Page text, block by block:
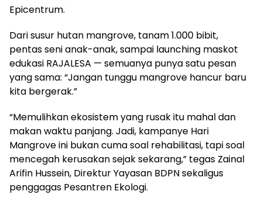
Epicentrum.
Dari susur hutan mangrove, tanam 1.000 bibit,
pentas seni anak-anak, sampai launching maskot
edukasi RAJALESA — semuanya punya satu pesan
yang sama: “Jangan tunggu mangrove hancur baru
kita bergerak.”
“Memulihkan ekosistem yang rusak itu mahal dan
makan waktu panjang. Jadi, kampanye Hari
Mangrove ini bukan cuma soal rehabilitasi, tapi soal
mencegah kerusakan sejak sekarang,” tegas Zainal
Arifin Hussein, Direktur Yayasan BDPN sekaligus
penggagas Pesantren Ekologi.